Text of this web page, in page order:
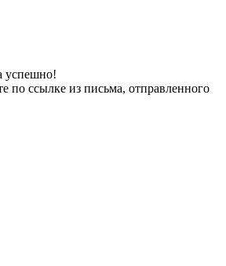
успешно!
по ссылке из письма, отправленного